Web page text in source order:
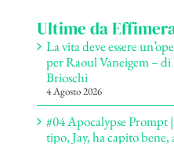
Ultime da
La vita deve essere
per Raoul Vaneigem –
Brioschi
4 Agosto 2026
#04 Apocalypse Prompt
tipo, Jay, ha capito